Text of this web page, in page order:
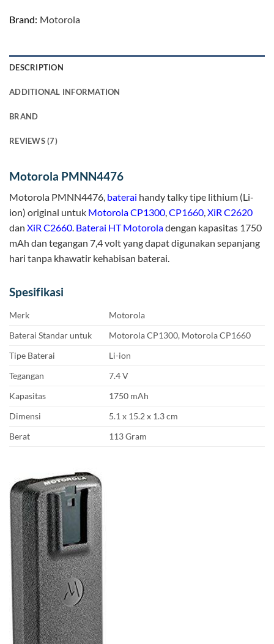
Brand: Motorola
DESCRIPTION
ADDITIONAL INFORMATION
BRAND
REVIEWS (7)
Motorola PMNN4476
Motorola PMNN4476, baterai handy talky tipe lithium (Li-
ion) original untuk Motorola CP1300,CP1660,XiR C2620
dan XiR C2660. Baterai HT Motoroladengan kapasitas 1750
mAh dan tegangan 7,4 volt yang dapat digunakan sepanjang
hari tanpa khawatir kehabisan baterai.
Spesifikasi
Merk
Motorola
Baterai Standar untuk
Motorola CP1300, Motorola CP1660
Tipe Baterai
Li-ion
Tegangan
7.4 V
Kapasitas
1750 mAh
Dimensi
5.1 x 15.2 x 1.3 cm
Berat
113 Gram